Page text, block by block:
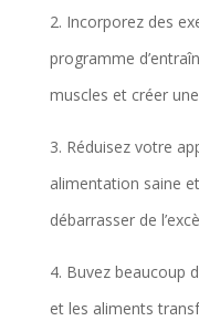
2. Incorporez des
programme
muscles et créer
3. Réduisez votre
alimentation saine
débarrasser de
4. Buvez beaucoup
et les aliments